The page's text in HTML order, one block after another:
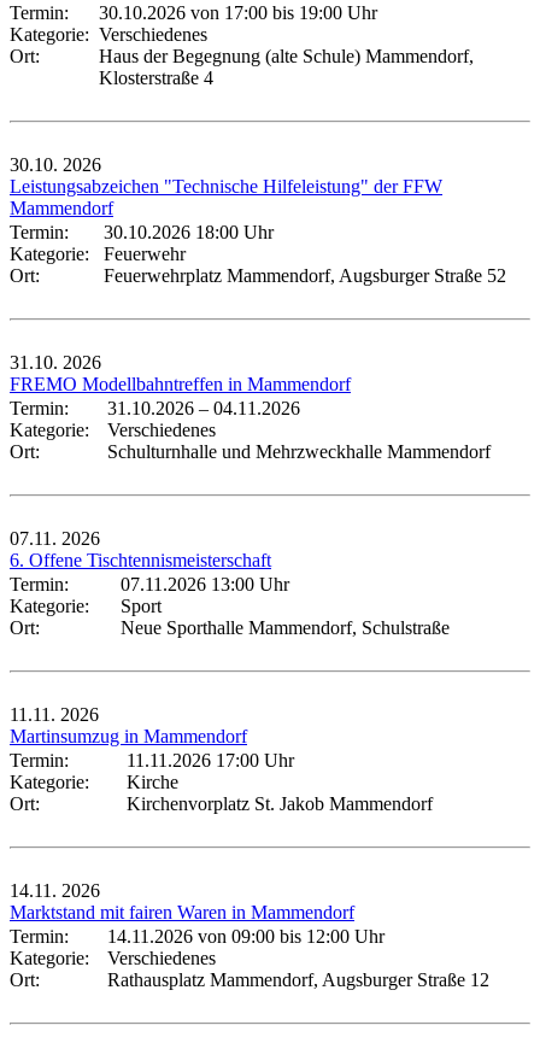
Termin:
30.10.2026 von 17:00 bis 19:00 Uhr
Kategorie: Verschiedenes
Ort:
Haus der Begegnung (alte Schule) Mammendorf,
Klosterstraße 4
30.10. 2026
Leistungsabzeichen "Technische Hilfeleistung" der FFW
Mammendorf
Termin:
30.10.2026 18:00 Uhr
Kategorie:
Feuerwehr
Ort:
Feuerwehrplatz Mammendorf, Augsburger Straße 52
31.10. 2026
FREMO Modellbahntreffen in Mammendorf
Termin:
31.10.2026 – 04.11.2026
Kategorie:
Verschiedenes
Ort:
Schulturnhalle und Mehrzweckhalle Mammendorf
07.11. 2026
6. Offene Tischtennismeisterschaft
Termin:
07.11.2026 13:00 Uhr
Kategorie:
Sport
Ort:
Neue Sporthalle Mammendorf, Schulstraße
11.11. 2026
Martinsumzug in Mammendorf
Termin:
11.11.2026 17:00 Uhr
Kategorie:
Kirche
Ort:
Kirchenvorplatz St. Jakob Mammendorf
14.11. 2026
Marktstand mit fairen Waren in Mammendorf
Termin:
14.11.2026 von 09:00 bis 12:00 Uhr
Kategorie:
Verschiedenes
Ort:
Rathausplatz Mammendorf, Augsburger Straße 12